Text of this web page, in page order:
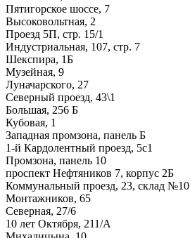
Пятигорское шоссе, 7
Высоковольтная, 2
Проезд 5П, стр. 15/1
Индустриальная, 107, стр. 7
Шекспира, 1Б
Музейная, 9
Луначарского, 27
Северный проезд, 43\1
Большая, 256 Б
Кубовая, 1
Западная промзона, панель Б
1-й Кардолентный проезд, 5с1
Промзона, панель 10
проспект Нефтяников 7, корпус 2Б
Коммунальный проезд, 23, склад №10
Монтажников, 65
Северная, 27/6
10 лет Октября, 211/А